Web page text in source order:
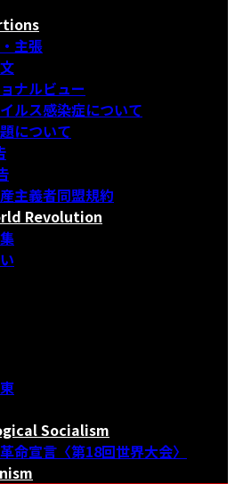
主張
ナルビュー
ルス感染症について
について
主義者同盟規約
Revolution
Socialism
命宣言〈第18回世界大会〉